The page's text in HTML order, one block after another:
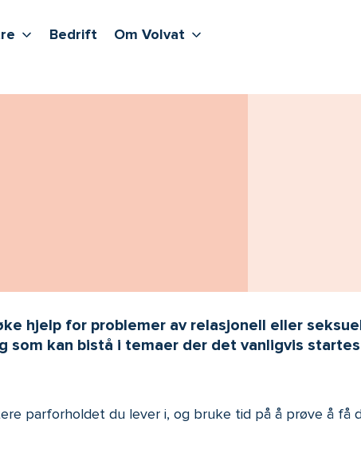
Tjenester
Vis flere undernivåerVåre sentre
Bedrift Om Volvat
hjelp for problemer av relasjonell eller
som kan bistå i temaer der det vanligvis
parforholdet du lever i, og bruke tid på å prøve å få